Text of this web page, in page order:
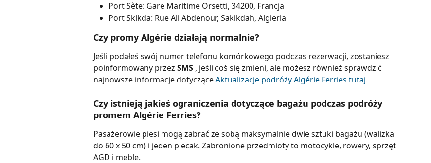
Port Sète: Gare Maritime Orsetti, 34200, Francja
Port Skikda: Rue Ali Abdenour, Sakikdah, Algieria
Czy promy Algérie działają normalnie?
Jeśli podałeś swój numer telefonu komórkowego podczas rezerwacji, zostaniesz
poinformowany przez SMS , jeśli coś się zmieni, ale możesz również sprawdzić
najnowsze informacje dotyczące Aktualizacje podróży Algérie Ferries tutaj.
Czy istnieją jakieś ograniczenia dotyczące bagażu podczas podróży
promem Algérie Ferries?
Pasażerowie piesi mogą zabrać ze sobą maksymalnie dwie sztuki bagażu (walizka
do 60 x 50 cm) i jeden plecak. Zabronione przedmioty to motocykle, rowery, sprzęt
AGD i meble.